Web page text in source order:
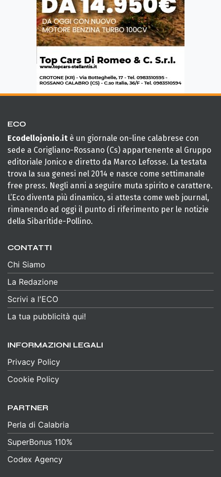
ECO
Ecodellojonio.it è un giornale on-line calabrese con
sede a Corigliano-Rossano (Cs) appartenente al Gruppo
editoriale Jonico e diretto da Marco Lefosse. La testata
trova la sua genesi nel 2014 e nasce come settimanale
free press. Negli anni a seguire muta spirito e carattere.
L’Eco diventa più dinamico, si attesta come web journal,
rimanendo ad oggi il punto di riferimento per le notizie
della Sibaritide-Pollino.
CONTATTI
Chi Siamo
La Redazione
Scrivi a l'ECO
La tua pubblicità qui!
INFORMAZIONI LEGALI
Privacy Policy
Cookie Policy
PARTNER
Perla di Calabria
SuperBonus 110%
Codex Agency